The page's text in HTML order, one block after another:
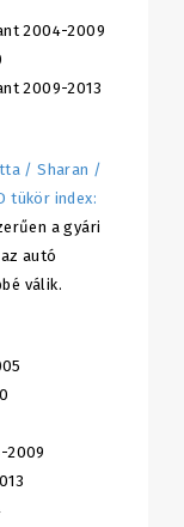
2004-2009
2009-2013
/ Sharan /
tükör index:
a gyári
autó
válik.
2009